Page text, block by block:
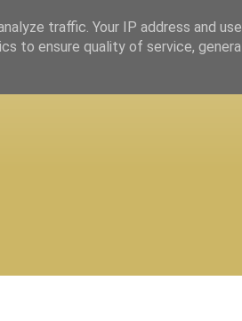
traffic. Your IP address and
to ensure quality of service,